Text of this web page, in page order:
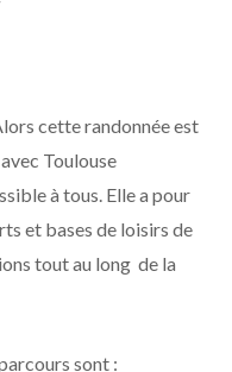
cette randonnée est
Toulouse
à tous. Elle a pour
et bases de loisirs de
tout au long de la
sont :